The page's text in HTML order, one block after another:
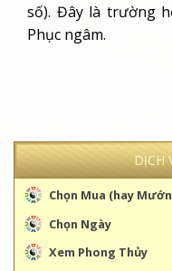
DỊCH
Chọn Mua (hay
Chọn Ngày
Xem Phong Thủy
số). Đây là trường
Phục ngâm.